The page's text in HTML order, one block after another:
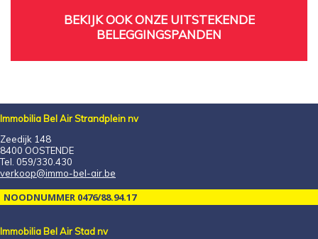
BEKIJK OOK ONZE UITSTEKENDE
BELEGGINGSPANDEN
Immobilia Bel Air Strandplein nv
Zeedijk 148
8400 OOSTENDE
Tel. 059/330.430
verkoop@immo-bel-air.be
NOODNUMMER 0476/88.94.17
Immobilia Bel Air Stad nv